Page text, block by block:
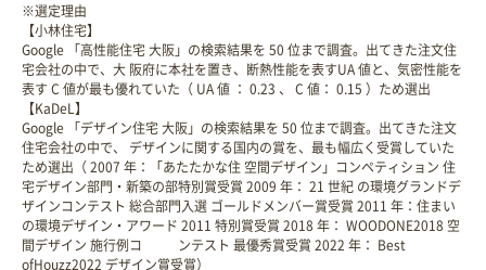
※選定理由
【小林住宅】
Google 「高性能住宅 大阪」の検索結果を 50 位まで調査。出てきた注文住
宅会社の中で、大 阪府に本社を置き、断熱性能を表すUA 値と、気密性能を
表す C 値が最も優れていた（ UA 値 ： 0.23 、 C 値： 0.15 ）ため選出
【KaDeL】
Google 「デザイン住宅 大阪」の検索結果を 50 位まで調査。出てきた注文
住宅会社の中で、 デザインに関する国内の賞を、最も幅広く受賞していた
ため選出（ 2007 年：「あたたかな住 空間デザイン」コンペティション 住
宅デザイン部門・新築の部特別賞受賞 2009 年： 21 世紀 の環境グランドデ
ザインコンテスト 総合部門入選 ゴールドメンバー賞受賞 2011 年：住まい
の環境デザイン・アワード 2011 特別賞受賞 2018 年： WOODONE2018 空
間デザイン 施行例コ ンテスト 最優秀賞受賞 2022 年： Best
ofHouzz2022 デザイン賞受賞）